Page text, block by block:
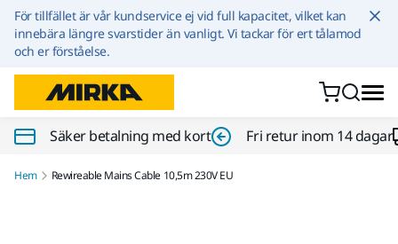
Hoppa till innehållet
För tillfället är vår kundservice ej vid full kapacitet, vilket kan
innebära längre svarstider än vanligt. Vi tackar för ert tålamod
och er förståelse.
Säker betalning med kort Fri retur inom 14 dagar
Hem Rewireable Mains Cable 10,5m 230V EU